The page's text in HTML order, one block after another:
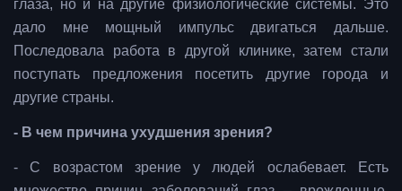
глаза, но и на другие физиологические системы. Это
дало мне мощный импульс двигаться дальше.
Последовала работа в другой клинике, затем стали
поступать предложения посетить другие города и
другие страны.
- В чем причина ухудшения зрения?
- С возрастом зрение у людей ослабевает. Есть